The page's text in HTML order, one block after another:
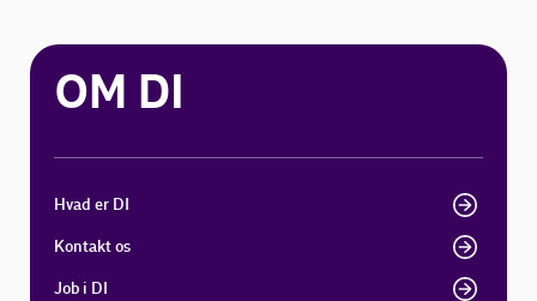
OM DI
Hvad er DI
Kontakt os
Job i DI